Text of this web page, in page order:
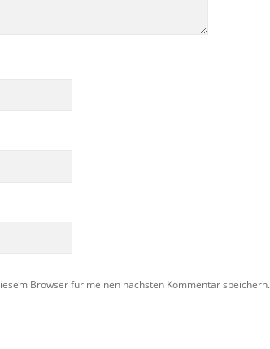
Browser für meinen nächsten Kommentar speichern.